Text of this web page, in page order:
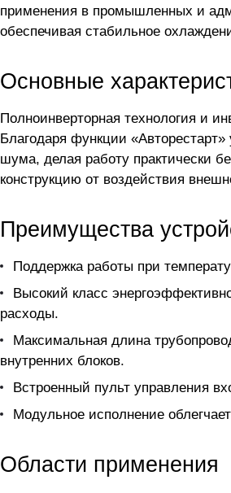
применения в промышленных и
обеспечивая стабильное
Основные
Полноинверторная технология и
Благодаря функции
шума, делая работу практически
конструкцию от воздействия
Преимущества
Поддержка работы при
Высокий класс
расходы.
Максимальная длина
внутренних блоков.
Встроенный пульт управления
Модульное исполнение
Области применения